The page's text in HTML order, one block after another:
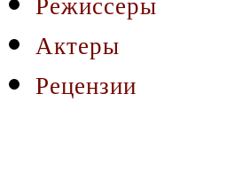
Режиссеры
Актеры
Рецензии